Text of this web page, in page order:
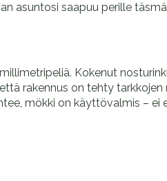
asuntosi saapuu perille
Kokenut
rakennus on tehty tarkkojen
mökki on käyttövalmis – ei